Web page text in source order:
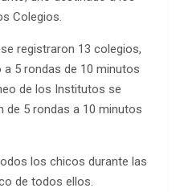
Colegios.
registraron 13 colegios,
5 rondas de 10 minutos
de los Institutos se
de 5 rondas a 10 minutos
los chicos durante las
de todos ellos.